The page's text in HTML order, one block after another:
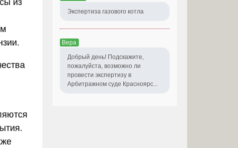
из
Экспертиза газового котла
Вера
Добрый день! Подскажите,
пожалуйста, возможно ли
провести экспертизу в
Арбитражном суде Красноярс...